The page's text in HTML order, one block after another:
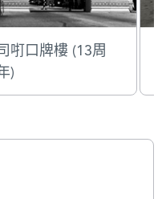
咑口牌樓 (13周
)